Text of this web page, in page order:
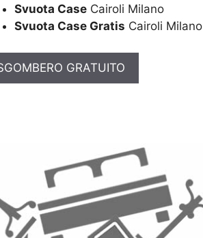
Svuota Case Cairoli Milano
Svuota Case Gratis Cairoli Milano
GRATUITO